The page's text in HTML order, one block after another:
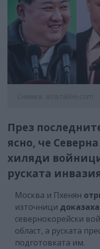
Снимка: asia.nikkei.com
През
ясно, че
хиляди
руската
Москва и Пхенян
източници доказаха
севернокорейски
област, а руската
подготовката им.